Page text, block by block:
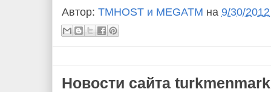
Автор: TMHOST и MEGATM на 9/30/2012
Новости сайта